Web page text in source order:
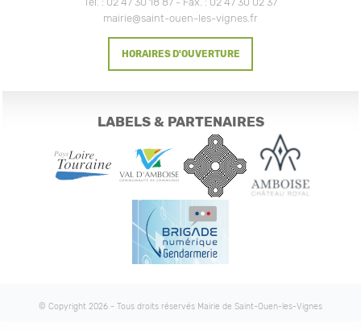
mairie@saint-ouen-les-vignes.fr
HORAIRES D'OUVERTURE
LABELS & PARTENAIRES
© Copyright 2026 - Tous droits réservés Mairie de Saint-Ouen-les-Vignes